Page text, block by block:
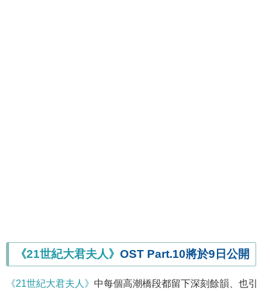
《21世紀大君夫人》 OST Part.10將於9日公開
《21世紀大君夫人》 中每個高潮橋段都留下深刻餘韻、也引